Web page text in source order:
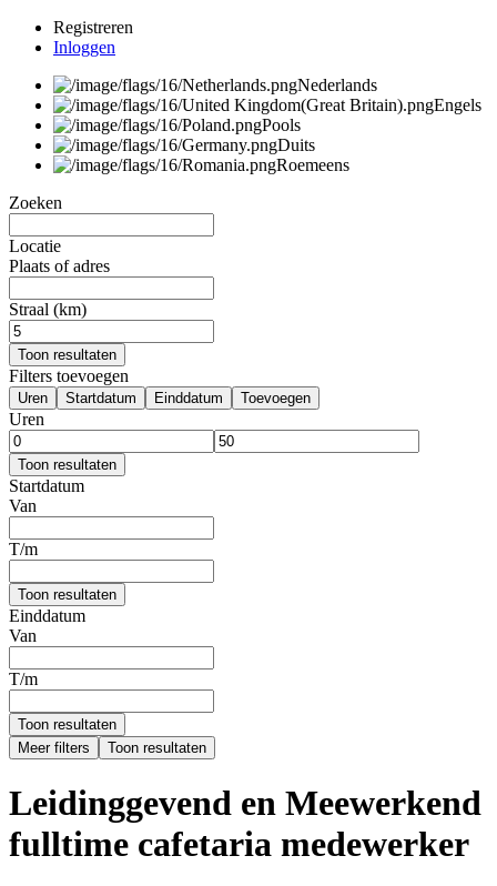
Registreren
Inloggen
Nederlands
Engels
Pools
Duits
Roemeens
Zoeken
Locatie
Plaats of adres
Straal (km)
Toon resultaten
Filters toevoegen
Uren Startdatum Einddatum Toevoegen
Uren
Toon resultaten
Startdatum
Van
T/m
Toon resultaten
Einddatum
Van
T/m
Toon resultaten
Meer filters
Toon resultaten
Leidinggevend en Meewerkend
fulltime cafetaria medewerker